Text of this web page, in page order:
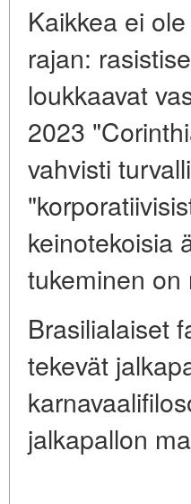
Kaikkea ei
rajan:
loukkaavat
2023
vahvisti
keinotekoisia
tukeminen on
Brasilialaiset
tekevät
jalkapallon